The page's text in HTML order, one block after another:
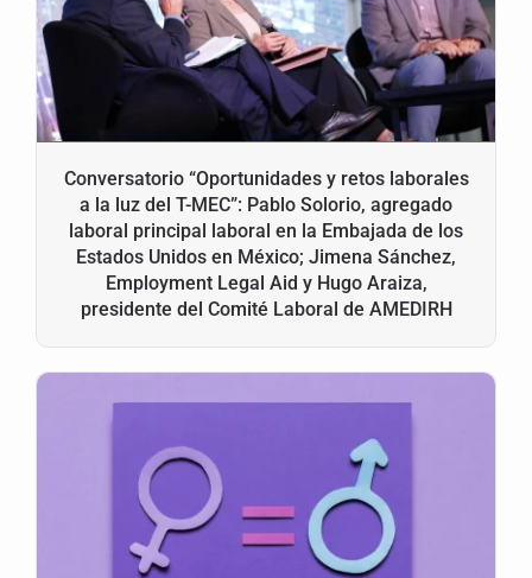
Conversatorio “Oportunidades y retos laborales
a la luz del T-MEC”: Pablo Solorio, agregado
laboral principal laboral en la Embajada de los
Estados Unidos en México; Jimena Sánchez,
Employment Legal Aid y Hugo Araiza,
presidente del Comité Laboral de AMEDIRH